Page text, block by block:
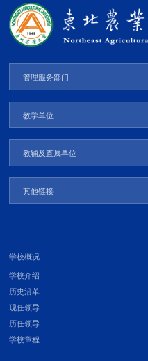
管理服务部门
教学单位
教辅及直属单位
其他链接
学校概况
学校介绍
历史沿革
现任领导
历任领导
学校章程